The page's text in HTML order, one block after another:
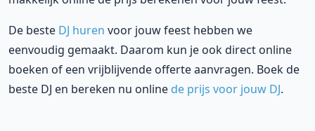
De beste DJ huren voor jouw feest hebben we
eenvoudig gemaakt. Daarom kun je ook direct online
boeken of een vrijblijvende offerte aanvragen. Boek de
beste DJ en bereken nu online de prijs voor jouw DJ.